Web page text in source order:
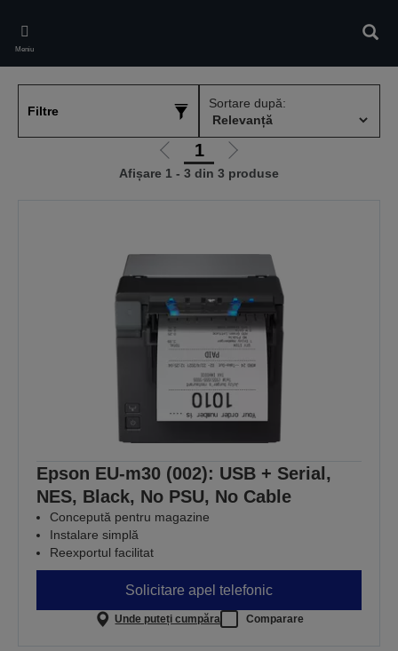
main
content
Meniu
Filtre
Sortare după:
Mergi
la
1
Mergi
la
Afișare 1 - 3 din 3 produse
Epson EU-m30 (002): USB + Serial,
NES, Black, No PSU, No Cable
Concepută pentru magazine
Instalare simplă
Reexportul facilitat
Solicitare apel telefonic
Unde puteți cumpăra Comparare